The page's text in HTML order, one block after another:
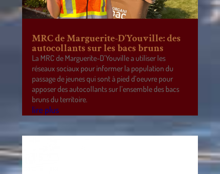
MRC de Marguerite-D’Youville: des
autocollants sur les bacs bruns
La MRC de Marguerite-D’Youville a utiliser les
réseaux sociaux pour informer la population du
passage de jeunes qui sont à pied d’oeuvre pour
apposer des autocollants sur l’ensemble des bacs
bruns du territoire.
lire plus